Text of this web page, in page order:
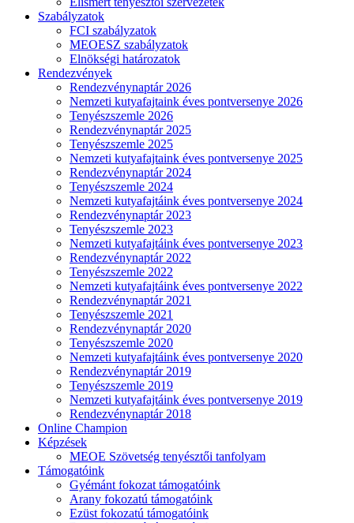
Szabályzatok
FCI szabályzatok
MEOESZ szabályzatok
Elnökségi határozatok
Rendezvények
Rendezvénynaptár 2026
Nemzeti kutyafajtaink éves pontversenye 2026
Tenyészszemle 2026
Rendezvénynaptár 2025
Tenyészszemle 2025
Nemzeti kutyafajtaink éves pontversenye 2025
Rendezvénynaptár 2024
Tenyészszemle 2024
Nemzeti kutyafajtáink éves pontversenye 2024
Rendezvénynaptár 2023
Tenyészszemle 2023
Nemzeti kutyafajtáink éves pontversenye 2023
Rendezvénynaptár 2022
Tenyészszemle 2022
Nemzeti kutyafajtáink éves pontversenye 2022
Rendezvénynaptár 2021
Tenyészszemle 2021
Rendezvénynaptár 2020
Tenyészszemle 2020
Nemzeti kutyafajtáink éves pontversenye 2020
Rendezvénynaptár 2019
Tenyészszemle 2019
Nemzeti kutyafajtáink éves pontversenye 2019
Rendezvénynaptár 2018
Online Champion
Képzések
MEOE Szövetség tenyésztői tanfolyam
Támogatóink
Gyémánt fokozat támogatóink
Arany fokozatú támogatóink
Ezüst fokozatú támogatóink